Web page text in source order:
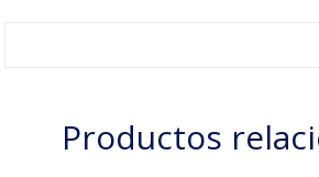
Productos